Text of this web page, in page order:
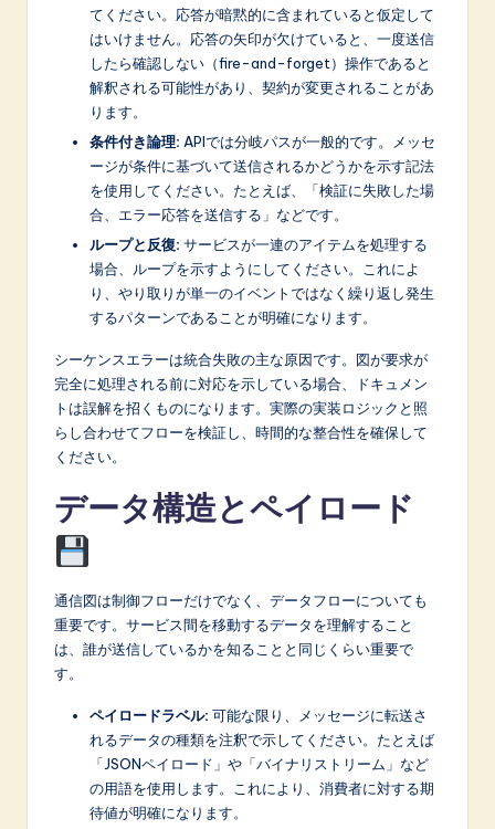
てください。応答が暗黙的に含まれていると仮定して
はいけません。応答の矢印が欠けていると、一度送信
したら確認しない（fire-and-forget）操作であると
解釈される可能性があり、契約が変更されることがあ
ります。
条件付き論理: APIでは分岐パスが一般的です。メッセ
ージが条件に基づいて送信されるかどうかを示す記法
を使用してください。たとえば、「検証に失敗した場
合、エラー応答を送信する」などです。
ループと反復: サービスが一連のアイテムを処理する
場合、ループを示すようにしてください。これによ
り、やり取りが単一のイベントではなく繰り返し発生
するパターンであることが明確になります。
シーケンスエラーは統合失敗の主な原因です。図が要求が
完全に処理される前に対応を示している場合、ドキュメン
トは誤解を招くものになります。実際の実装ロジックと照
らし合わせてフローを検証し、時間的な整合性を確保して
ください。
データ構造とペイロード
通信図は制御フローだけでなく、データフローについても
重要です。サービス間を移動するデータを理解すること
は、誰が送信しているかを知ることと同じくらい重要で
す。
ペイロードラベル: 可能な限り、メッセージに転送さ
れるデータの種類を注釈で示してください。たとえば
「JSONペイロード」や「バイナリストリーム」など
の用語を使用します。これにより、消費者に対する期
待値が明確になります。